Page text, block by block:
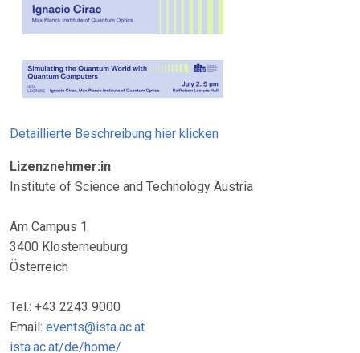
Detaillierte Beschreibung hier klicken
Lizenznehmer:in
Institute of Science and Technology Austria
Am Campus 1
3400 Klosterneuburg
Österreich
Tel.: +43 2243 9000
Email: events@ista.ac.at
ista.ac.at/de/home/